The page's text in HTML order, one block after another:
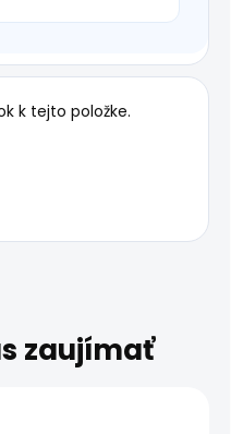
k tejto položke.
zaujímať